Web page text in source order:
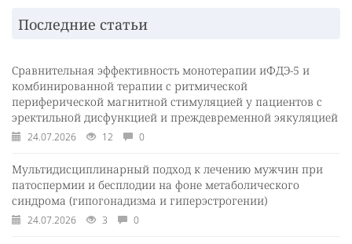
Последние статьи
Сравнительная эффективность монотерапии иФДЭ-5 и
комбинированной терапии с ритмической
периферической магнитной стимуляцией у пациентов с
эректильной дисфункцией и преждевременной эякуляцией
24.07.2026 12 0
Мультидисциплинарный подход к лечению мужчин при
патоспермии и бесплодии на фоне метаболического
синдрома (гипогонадизма и гиперэстрогении)
24.07.2026 3 0